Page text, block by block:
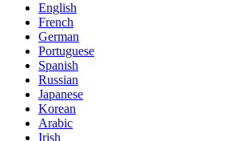
English
French
German
Portuguese
Spanish
Russian
Japanese
Korean
Arabic
Irish